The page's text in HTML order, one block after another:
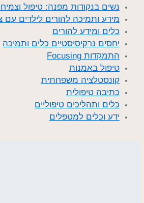
נשים בנקודות מפנה: טיפול
מידע ותמיכה להורים לילדים עם
כלים ומידע להורים
יחסים נרקיסיסטיים כלים ותמיכה
התמקדות Focusing
טיפול באמנות
קונסטלציה משפחתית
כתיבה טיפולית
כלים ותהליכים טיפוליים
ידע וכלים למטפלים